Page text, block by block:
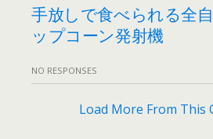
手放しで食べられる全
ップコーン発射機
NO RESPONSES
Load More From This